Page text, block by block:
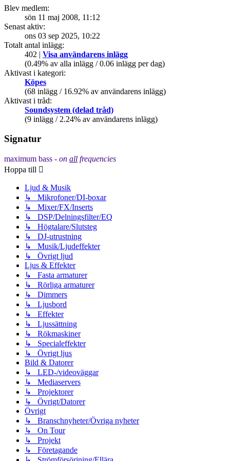
Blev medlem:
sön 11 maj 2008, 11:12
Senast aktiv:
ons 03 sep 2025, 10:22
Totalt antal inlägg:
402 | Visa användarens inlägg
(0.49% av alla inlägg / 0.06 inlägg per dag)
Aktivast i kategori:
Köpes
(68 inlägg / 16.92% av användarens inlägg)
Aktivast i tråd:
Soundsystem (delad tråd)
(9 inlägg / 2.24% av användarens inlägg)
Signatur
maximum bass - on all frequencies
Hoppa till
Ljud & Musik
↳ Mikrofoner/DI-boxar
↳ Mixer/FX/Inserts
↳ DSP/Delningsfilter/EQ
↳ Högtalare/Slutsteg
↳ DJ-utrustning
↳ Musik/Ljudeffekter
↳ Övrigt ljud
Ljus & Effekter
↳ Fasta armaturer
↳ Rörliga armaturer
↳ Dimmers
↳ Ljusbord
↳ Effekter
↳ Ljussättning
↳ Rökmaskiner
↳ Specialeffekter
↳ Övrigt ljus
Bild & Datorer
↳ LED-/videoväggar
↳ Mediaservers
↳ Projektorer
↳ Övrigt/Datorer
Övrigt
↳ Branschnyheter/Övriga nyheter
↳ On Tour
↳ Projekt
↳ Företagande